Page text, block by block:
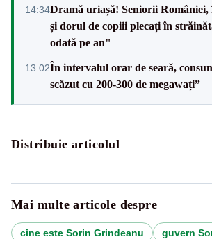
14:34Dramă uriașă! Seniorii României,
și dorul de copiii plecați în
odată pe an"
13:02În intervalul orar de seară,
scăzut cu 200-300 de megawați”
Distribuie articolul
Mai multe articole despre
cine este Sorin Grindeanu
guvern